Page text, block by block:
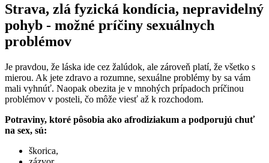
Strava, zlá fyzická kondícia, nepravidelný
pohyb - možné príčiny sexuálnych
problémov
Je pravdou, že láska ide cez žalúdok, ale zároveň platí, že všetko s
mierou. Ak jete zdravo a rozumne, sexuálne problémy by sa vám
mali vyhnúť. Naopak obezita je v mnohých prípadoch príčinou
problémov v posteli, čo môže viesť až k rozchodom.
Potraviny, ktoré pôsobia ako afrodiziakum a podporujú chuť
na sex, sú:
škorica,